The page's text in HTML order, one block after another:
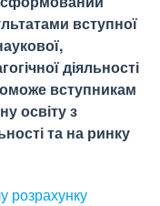
вступної
діяльності
вступникам
освіту з
та на ринку
розрахунку